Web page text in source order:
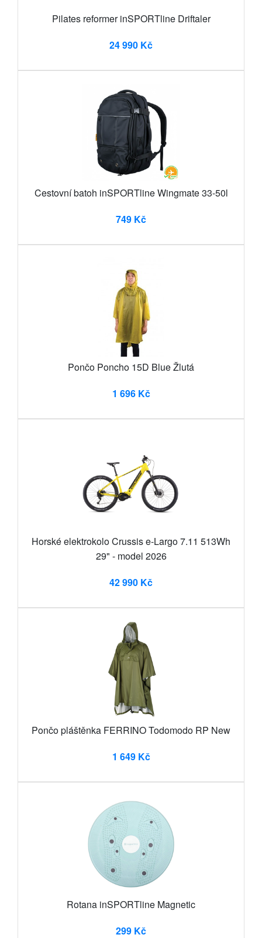
Pilates reformer inSPORTline Driftaler
24 990 Kč
Cestovní batoh inSPORTline Wingmate 33-50l
749 Kč
Pončo Poncho 15D Blue Žlutá
1 696 Kč
Horské elektrokolo Crussis e-Largo 7.11 513Wh
29" - model 2026
42 990 Kč
Pončo pláštěnka FERRINO Todomodo RP New
1 649 Kč
Rotana inSPORTline Magnetic
299 Kč